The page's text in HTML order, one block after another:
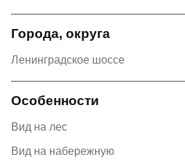
Города, округа
Ленинградское шоссе
Особенности
Вид на лес
Вид на набережную